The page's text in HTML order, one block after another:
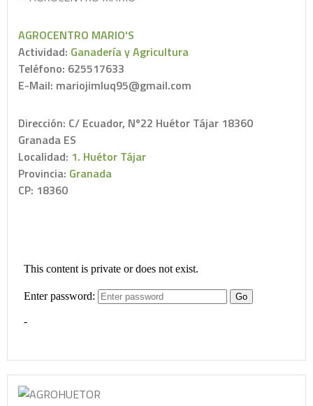
AGROCENTRO MARIO'S
Actividad: Ganadería y Agricultura
Teléfono: 625517633
E-Mail: mariojimluq95@gmail.com
Dirección: C/ Ecuador, Nº22 Huétor Tájar 18360
Granada ES
Localidad: 1. Huétor Tájar
Provincia: Granada
CP: 18360